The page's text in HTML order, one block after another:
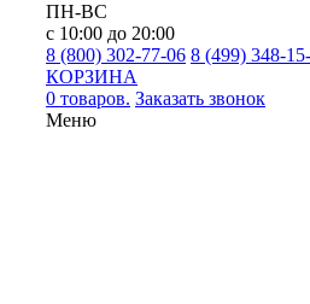
ПН-ВС
с 10:00 до 20:00
8 (800) 302-77-06 8 (499) 348-
КОРЗИНА
0 товаров. Заказать звонок
Меню